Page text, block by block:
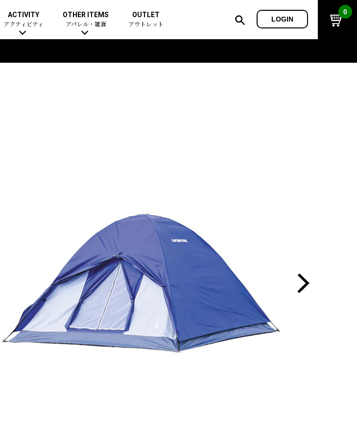
ACTIVITY
アクティビティ
OTHER ITEMS
アパレル・雑貨
OUTLET
アウトレット
LOGIN
0